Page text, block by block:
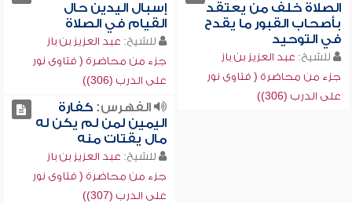
الصلاة خلف من يعتقد
بأصحاب القبور ما يقدح
في التوحيد
للشيخ: عبد العزيز بن باز
جزء من محاضرة ( فتاوى نور
على الدرب (306))
إسبال اليدين حال
القيام في الصلاة
للشيخ: عبد العزيز بن باز
جزء من محاضرة ( فتاوى نور
على الدرب (306))
الفهرس:كفارة
اليمين لمن لم يكن له
مال يقتات منه
للشيخ: عبد العزيز بن باز
جزء من محاضرة ( فتاوى نور
على الدرب (307))